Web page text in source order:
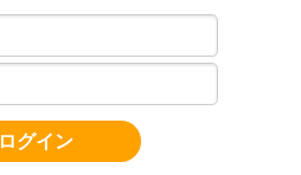
ログイン